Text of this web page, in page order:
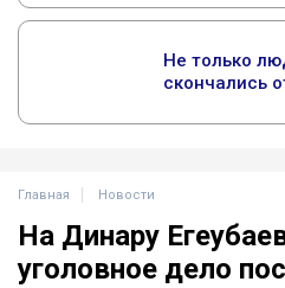
Главная Новости
На Динару
уголовное дело